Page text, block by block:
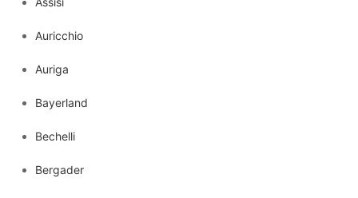
Auricchio
Auriga
Bayerland
Bechelli
Bergader